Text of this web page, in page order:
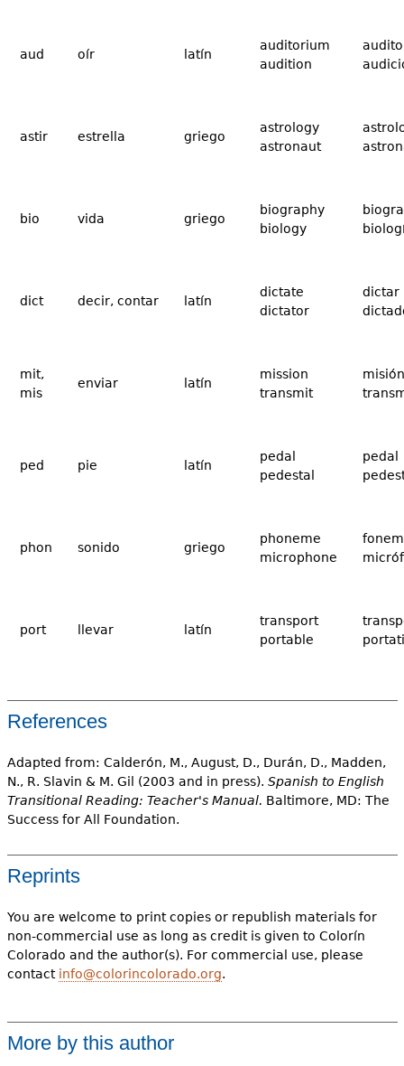
aud oír latín
auditorium
audition
astir estrella griego
astrology
astronaut
bio vida griego
biography
biology
dict decir, contar latín
dictate
dictator
dictar
mit,
mis
enviar latín
mission
transmit
misión
ped pie latín
pedal
pedestal
pedal
phon sonido griego
phoneme
microphone
port llevar latín
transport
portable
References
Adapted from: Calderón, M., August, D., Durán, D., Madden,
N., R. Slavin & M. Gil (2003 and in press). Spanish to English
Transitional Reading: Teacher's Manual. Baltimore, MD: The
Success for All Foundation.
Reprints
You are welcome to print copies or republish materials for
non-commercial use as long as credit is given to Colorín
Colorado and the author(s). For commercial use, please
contact info@colorincolorado.org.
More by this author